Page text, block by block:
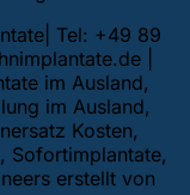
Tel: +49 89
im Ausland,
im Ausland,
Kosten,
Sofortimplantate,
erstellt von